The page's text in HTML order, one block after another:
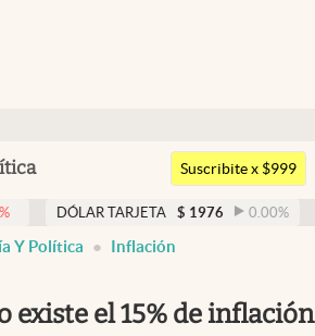
Argentina
Uruguay
Suscribite x $999
TARJETA $ 1976 0.00% DÓLAR
Y Política Inflación
existe el 15% de inflación